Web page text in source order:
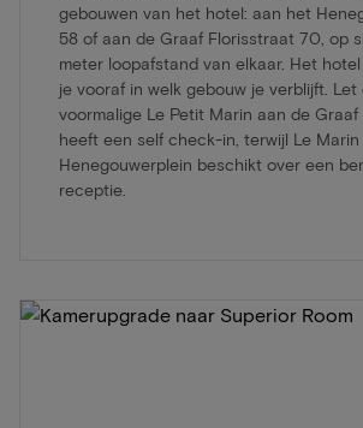
gebouwen van het hotel: aan het
58 of aan de Graaf Florisstraat 70, op
meter loopafstand van elkaar. Het
je vooraf in welk gebouw je verblijft. Let
voormalige Le Petit Marin aan de
heeft een self check-in, terwijl Le
Henegouwerplein beschikt over een
receptie.